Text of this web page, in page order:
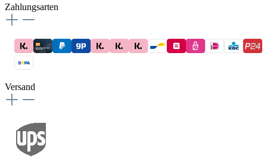
Zahlungsarten
Versand